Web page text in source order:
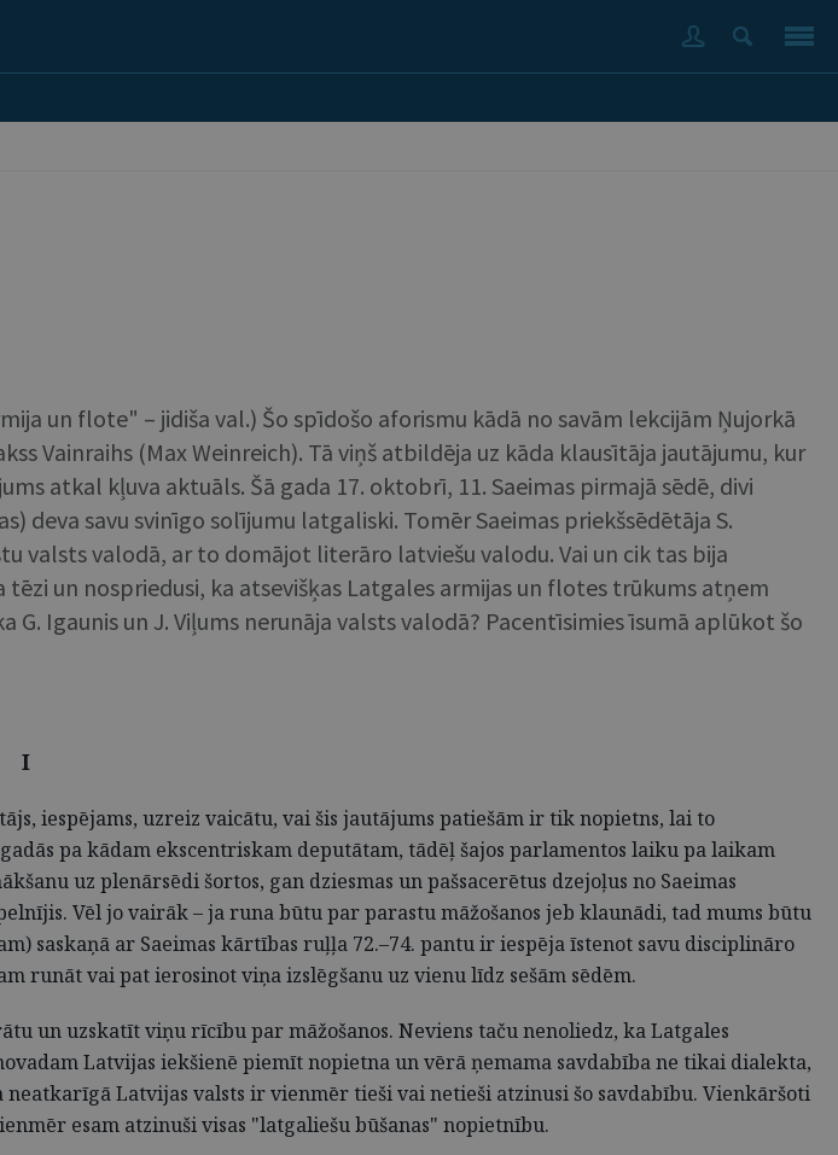
un flote" – jidiša val.) Šo spīdošo aforismu kādā no savām lekcijām Ņujorkā
Vainraihs (Max Weinreich). Tā viņš atbildēja uz kāda klausītāja jautājumu, kur
atkal kļuva aktuāls. Šā gada 17. oktobrī, 11. Saeimas pirmajā sēdē, divi
deva savu svinīgo solījumu latgaliski. Tomēr Saeimas priekšsēdētāja S.
valsts valodā, ar to domājot literāro latviešu valodu. Vai un cik tas bija
un nospriedusi, ka atsevišķas Latgales armijas un flotes trūkums atņem
Igaunis un J. Viļums nerunāja valsts valodā? Pacentīsimies īsumā aplūkot šo
I
iespējams, uzreiz vaicātu, vai šis jautājums patiešām ir tik nopietns, lai to
pa kādam ekscentriskam deputātam, tādēļ šajos parlamentos laiku pa laikam
uz plenārsēdi šortos, gan dziesmas un pašsacerētus dzejoļus no Saeimas
Vēl jo vairāk – ja runa būtu par parastu māžošanos jeb klaunādi, tad mums būtu
saskaņā ar Saeimas kārtības ruļļa 72.–74. pantu ir iespēja īstenot savu disciplināro
runāt vai pat ierosinot viņa izslēgšanu uz vienu līdz sešām sēdēm.
un uzskatīt viņu rīcību par māžošanos. Neviens taču nenoliedz, ka Latgales
Latvijas iekšienē piemīt nopietna un vērā ņemama savdabība ne tikai dialekta,
Latvijas valsts ir vienmēr tieši vai netieši atzinusi šo savdabību. Vienkāršoti
esam atzinuši visas "latgaliešu būšanas" nopietnību.